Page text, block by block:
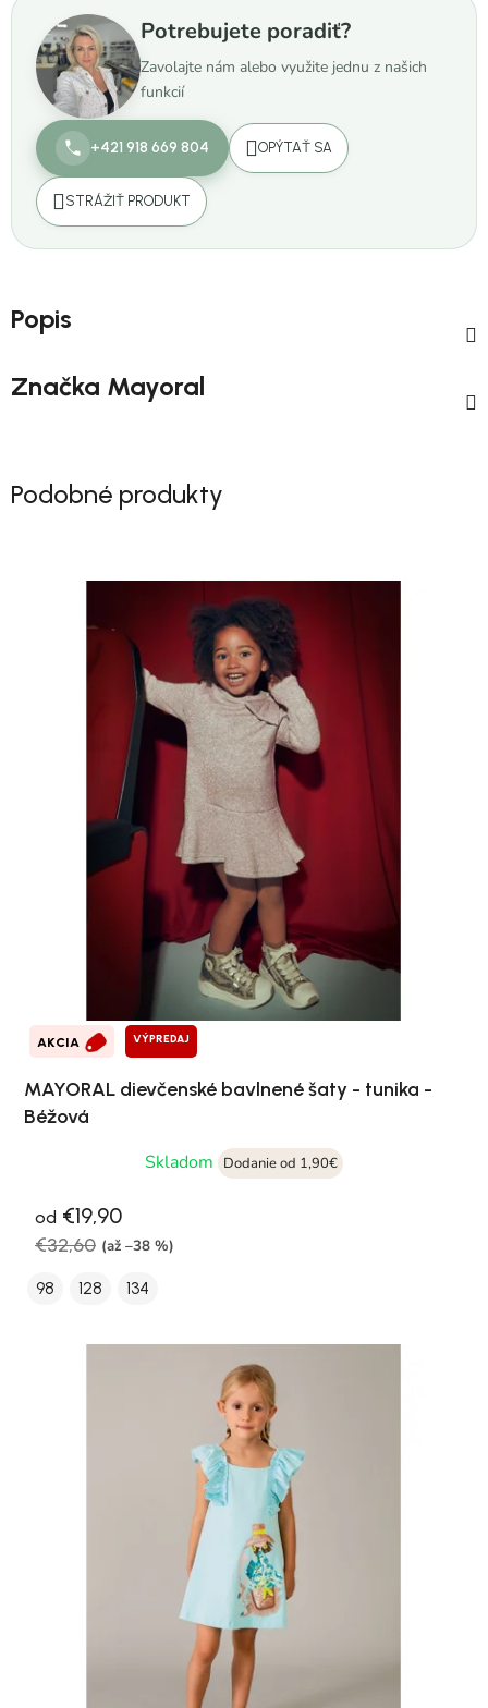
Potrebujete poradiť?
Zavolajte nám alebo využite jednu z našich
funkcií
+421 918 669 804 OPÝTAŤ SA
STRÁŽIŤ PRODUKT
Popis
Značka Mayoral
Podobné produkty
AKCIA VÝPREDAJ
MAYORAL dievčenské bavlnené šaty - tunika -
Béžová
Skladom
Dodanie od 1,90€
od €19,90
€32,60 (až –38 %)
98 128 134